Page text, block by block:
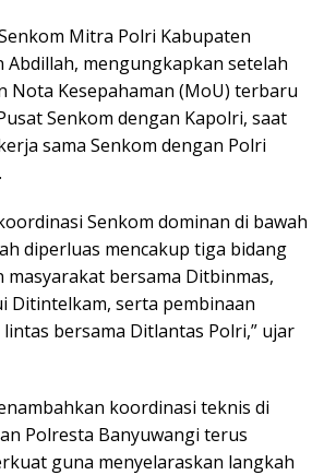
Mitra Polri Kabupaten
Abdillah, mengungkapkan setelah
Nota Kesepahaman (MoU) terbaru
Senkom dengan Kapolri, saat
sama Senkom dengan Polri
Senkom dominan di bawah
diperluas mencakup tiga bidang
masyarakat bersama Ditbinmas,
Ditintelkam, serta pembinaan
bersama Ditlantas Polri,” ujar
koordinasi teknis di
Polresta Banyuwangi terus
guna menyelaraskan langkah